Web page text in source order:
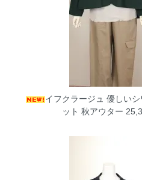
イフクラージュ 優しい
ット 秋アウター